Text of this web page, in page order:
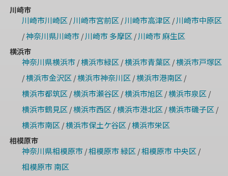
川崎市
川崎市川崎区 / 川崎市宮前区 / 川崎市高津区 / 川崎市中原区
/神奈川県川崎市/ 川崎市 多摩区 / 川崎市 麻生区
横浜市
神奈川県横浜市/横浜市緑区 /横浜市青葉区 /横浜市戸塚区
/横浜市金沢区 /横浜市神奈川区 /横浜市港南区 /
横浜市都筑区 /横浜市瀬谷区 /横浜市旭区 /横浜市泉区 /
横浜市鶴見区 /横浜市西区 /横浜市港北区 /横浜市磯子区 /
横浜市南区 /横浜市保土ケ谷区 /横浜市栄区
相模原市
神奈川県相模原市/相模原市 緑区 /相模原市 中央区 /
相模原市 南区